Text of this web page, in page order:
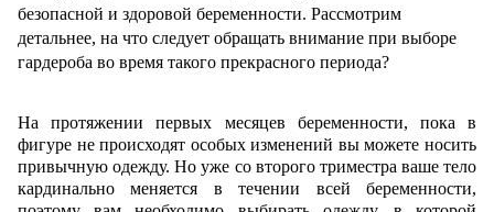
безопасной и здоровой беременности. Рассмотрим
детальнее, на что следует обращать внимание при выборе
гардероба во время такого прекрасного периода?
На протяжении первых месяцев беременности, пока в
фигуре не происходят особых изменений вы можете носить
привычную одежду. Но уже со второго триместра ваше тело
кардинально меняется в течении всей беременности,